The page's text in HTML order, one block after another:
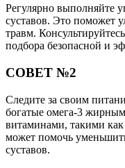
Регулярно выполняйте
суставов. Это поможет
травм.
подбора безопасной и
СОВЕТ №2
Следите за своим
богатые омега-3
витаминами, такими
может помочь
суставов.